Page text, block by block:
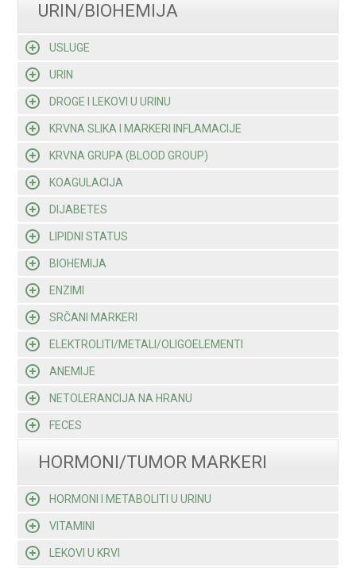
URIN/BIOHEMIJA
USLUGE
URIN
DROGE I LEKOVI U URINU
KRVNA SLIKA I MARKERI INFLAMACIJE
KRVNA GRUPA (BLOOD GROUP)
KOAGULACIJA
DIJABETES
LIPIDNI STATUS
BIOHEMIJA
ENZIMI
SRČANI MARKERI
ELEKTROLITI/METALI/OLIGOELEMENTI
ANEMIJE
NETOLERANCIJA NA HRANU
FECES
HORMONI/TUMOR MARKERI
HORMONI I METABOLITI U URINU
VITAMINI
LEKOVI U KRVI